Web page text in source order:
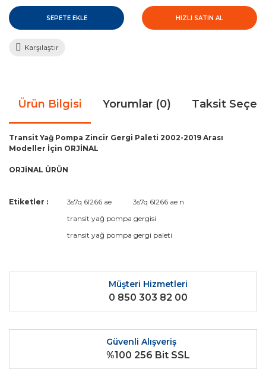
SEPETE EKLE HIZLI SATIN AL
Karşılaştır
Ürün Bilgisi Yorumlar (0) Taksit
Transit Yağ Pompa Zincir Gergi Paleti 2002-2019 Arası
Modeller İçin ORJİNAL
ORJİNAL ÜRÜN
Bu ürüne ilk yorumu siz yapın!
Bu ürünün fiyat bilgisi, resim, ürün açıklamalarında ve diğer
kullanarak tarafımıza iletebilirsiniz.
Görüş ve önerileriniz için teşekkür ederiz.
Ürün açıklamasında eksik bilgiler bulunuyor.
Ürün bilgilerinde hatalar bulunuyor.
Ürün fiyatı diğer sitelerden daha pahalı.
Bu ürüne benzer farklı alternatifler olmalı.
Etiketler : 3s7q 6l266 ae
3s7q 6l266 ae n
transit yağ pompa gergisi
transit yağ pompa gergi paleti
Müşteri Hizmetleri
0 850 303 82 00
Güvenli Alışveriş
%100 256 Bit SSL